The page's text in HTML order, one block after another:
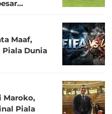
Maaf,
Dunia
Maroko,
Piala